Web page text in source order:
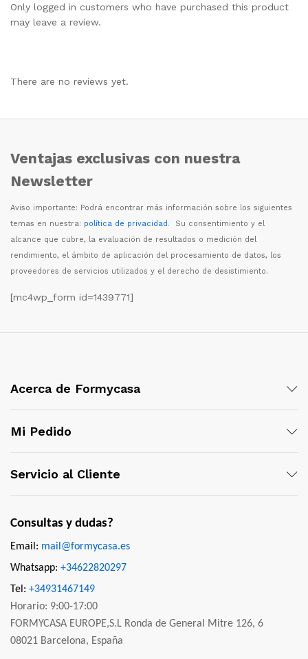
Only logged in customers who have purchased this product
may leave a review.
There are no reviews yet.
Ventajas exclusivas con nuestra
Newsletter
Aviso importante: Podrá encontrar más información sobre los siguientes
temas en nuestra: política de privacidad. Su consentimiento y el
alcance que cubre, la evaluación de resultados o medición del
rendimiento, el ámbito de aplicación del procesamiento de datos, los
proveedores de servicios utilizados y el derecho de desistimiento.
[mc4wp_form id=1439771]
Acerca de Formycasa
Mi Pedido
Servicio al Cliente
Consultas y dudas?
Email: mail@formycasa.es
Whatsapp: +34622820297
Tel: +34931467149
Horario: 9:00-17:00
FORMYCASA EUROPE,S.L Ronda de General Mitre 126, 6
08021 Barcelona, España